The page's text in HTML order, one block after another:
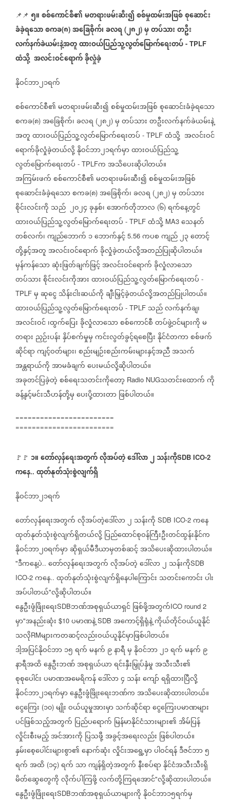
📌📌 ၅။စစ်ကောင်စီ၏မတရားဖမ်းဆီး၍စစ်မှုထမ်းအဖြစ်စုဆောင်း
ခံခဲ့ရသောစကခ(၈) အခြေစိုက်၊ခလရ (၂၈၂) မှတပ်သားတဦး
လက်နက်ခဲယမ်းနဲ့အတူထားဝယ်ပြည်သူ့လွတ်မြောက်ရေးတပ် - TPLF
ထံသို့ အလင်းဝင်ရောက်ခိုလှုံခဲ့
နိုဝင်ဘာ၂၁ရက်
စစ်ကောင်စီ၏မတရားဖမ်းဆီး၍စစ်မှုထမ်းအဖြစ်စုဆောင်းခံခဲ့ရသော
စကခ(၈) အခြေစိုက်၊ခလရ (၂၈၂) မှတပ်သားတဦးလက်နက်ခဲယမ်းနဲ့
အတူထားဝယ်ပြည်သူ့လွတ်မြောက်ရေးတပ် - TPLF ထံသို့ အလင်းဝင်
ရောက်ခိုလှုံခဲ့တယ်လို့နိုဝင်ဘာ၂၁ရက်မှာထားဝယ်ပြည်သူ့
လွတ်မြောက်ရေးတပ် - TPLFကအသိပေးဆိုပါတယ်။
အကြမ်းဖက်စစ်ကောင်စီ၏မတရားဖမ်းဆီး၍စစ်မှုထမ်းအဖြစ်
စုဆောင်းခံခဲ့ရသောစကခ(၈) အခြေစိုက်၊ခလရ (၂၈၂) မှတပ်သား
စိုင်းလင်းကို သည် ၂၀၂၄ခုနှစ်၊အောက်တိုဘာလ (၆) ရက်နေ့တွင်
ထားဝယ်ပြည်သူ့လွတ်မြောက်ရေးတပ် - TPLF ထံသို့ MA3 သေနတ်
တစ်လက်၊ကျည်ဘောက် ၁ဘောက်နှင့် 5.56 ကပစကျည်၂၃တောင့်
တို့နှင့်အတူအလင်းဝင်ရောက်ခိုလှုံခဲ့တယ်လို့အတည်ပြုဆိုပါတယ်။
မှန်ကန်သောဆုံးဖြတ်ချက်ဖြင့်အလင်းဝင်ရောက်ခိုလှုံလာသော
တပ်သားစိုင်းလင်းကိုအားထားဝယ်ပြည်သူ့လွတ်မြောက်ရေးတပ် -
TPLF မှဆုငွေသိန်းငါးဆယ်ကိုချီးမြှင့်ခဲ့တယ်လို့အတည်ပြုပါတယ်။
ထားဝယ်ပြည်သူ့လွတ်မြောက်ရေးတပ် - TPLF သည်လက်နက်ချ၊
အလင်းဝင်၊ထွက်ပြေးခိုလှုံလာသောစစ်ကောင်စီတပ်ဖွဲ့ဝင်များကိုမ
တရား ညှဉ်းပန်းနှိပ်စက်မှုမှကင်းလွတ်ခွင့်ရစေပြီးနိုင်ငံတကာစစ်ဖက်
ဆိုင်ရာကျင့်ဝတ်များ၊စည်းမျဉ်းစည်းကမ်းများနှင့်အညီအသက်
အန္တရာယ်ကိုအာမခံချက်ပေးမယ်လို့ဆိုပါတယ်။
အခုတင်ပြခဲ့တဲ့စစ်ရေးသတင်း‌ကိုတော့ Radio NUGသတင်းထောက်ကို
ခန့်နှင့်မင်းသီဟန်တို့မှပေးပို့ထားတာဖြစ်ပါတယ်။
========================
========================
🚩🚩 ၁။တော်လှန်ရေးအတွက်လိုအပ်တဲ့ဒေါ်လာ၂သန်းကိုSDB ICO-2
ကနေ.. ထုတ်နုတ်သုံးစွဲလျက်ရှိ
နိုဝင်ဘာ၂၁ရက်
တော်လှန်ရေးအတွက်လိုအပ်တဲ့ဒေါ်လာ၂ သန်းကို SDB ICO-2 ကနေ
ထုတ်နုတ်သုံးစွဲလျက်ရှိတယ်လို့ပြည်ထောင်စုဝန်ကြီးဦးတင်ထွန်းနိုင်က
နိုဝင်ဘာ၂၀ရက်မှာဆိုရှယ်မီဒီယာမှတစ်ဆင့်အသိပေးဆိုထားပါတယ်။
"ဒီကနေ့ပဲ.. တော်လှန်ရေးအတွက်လိုအပ်တဲ့ဒေါ်လာ၂ သန်းကိုSDB
ICO-2 ကနေ.. ထုတ်နုတ်သုံးစွဲလျက်ရှိနေပါကြောင်း သတင်းကောင်းပါး
အပ်ပါတယ်"လို့ဆိုပါတယ်။
နွေဦးဖွံဖြိုးရေးSDBဘဏ်အစုရှယ်ယာရှင်ဖြစ်ဖို့အတွက်ICO round 2
မှာ"အနည်းဆုံး $10 ပမာဏနဲ့ SDB အကောင့်ရှိရုံနဲ့ကိုယ်တိုင်ဝယ်ယူနိုင်
သလိုRMများကတဆင့်လည်းဝယ်ယူနိုင်မှာဖြစ်ပါတယ်။
ဒါ့အပြင်နိုဝင်ဘာ၁၅ရက်မနက် ၉နာရီမှနိုဝင်ဘာ၂၁ရက်မနက် ၉
နာရီအထိနွေဦးဘဏ်အစုရှယ်ယာရင်းနှီးမြှုပ်နှံမှုအသီးသီး၏
စုစုပေါင်းပမာဏအမေရိကန်ဒေါ်လာ၄ သန်းကျော်ရရှိထားပြီလို့
နိုဝင်ဘာ၂၁ရက်မှာနွေဦးဖွံဖြိုးရေးဘဏ်ကအသိပေးဆိုထားပါတယ်။
ငွေကြေး (၁၀) မျိုးဝယ်ယူမှုအားမှာသက်ဆိုင်ရာငွေကြေးပမာဏများ
ပင်ဖြစ်သည့်အတွက် ပြည်ပရောက် မြန်မာနိုင်ငံသားများ၏အိမ်ပြန်
လှိုင်းစီးမည့်အင်အားကို ပြသဖိို့အခွင့်အရေးလည်း ဖြစ်ပါတယ်။
နှမ်းစေ့ပေါင်းများစွာ၏နောက်ဆုံးလှိုင်းအရွေ့မှာပါဝင်ရန်ဒီဇင်ဘာ၅
ရက်အထိ (၁၄) ရက် သာကျန်ရှိတဲ့အတွက်နီးစပ်ရာနိုင်ငံအသီးသီးရှိ
မိတ်ဆွေတွေကိုလိုက်ပါကြဖို့လက်တို့ကြရအောင်"လို့ဆိုထားပါတယ်။
နွေဦးဖွံဖြိုးရေးSDBဘဏ်အစုရှယ်ယာများကိုနိုဝင်ဘာ၁၅ရက်မှ